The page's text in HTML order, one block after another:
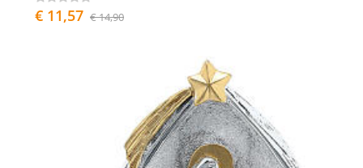
€ 11,57 € 14,90